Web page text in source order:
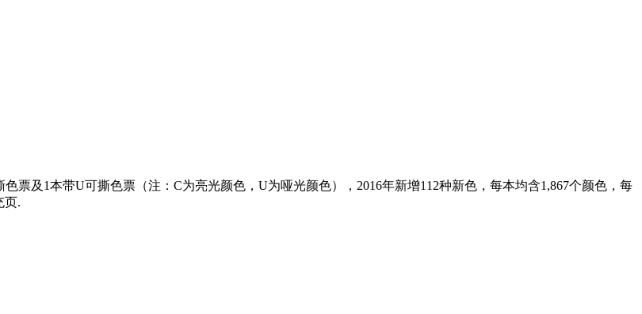
票及1本带U可撕色票（注：C为亮光颜色，U为哑光颜色），2016年新增112种新色，每本均含1,867个颜色，每
页.